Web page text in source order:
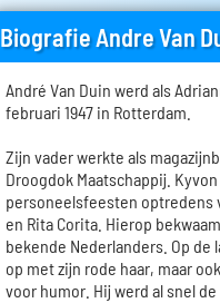
Biografie Andre Van
André Van Duin werd als
februari 1947 in Rotterdam.
Zijn vader werkte als
Droogdok Maatschappij.
personeelsfeesten optredens
en Rita Corita. Hierop
bekende Nederlanders. Op
op met zijn rode haar, maar
voor humor. Hij werd al snel